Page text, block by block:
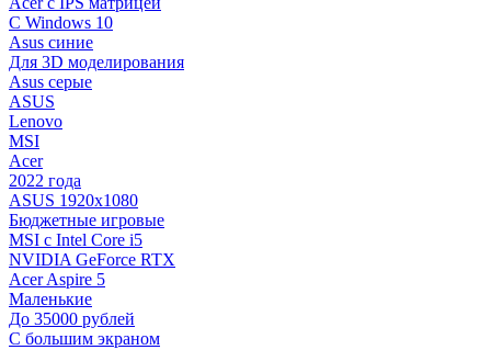
С Windows 10
Asus синие
Для 3D моделирования
Asus серые
ASUS
Lenovo
MSI
Acer
2022 года
ASUS 1920х1080
Бюджетные игровые
MSI с Intel Core i5
NVIDIA GeForce RTX
Acer Aspire 5
Маленькие
До 35000 рублей
C большим экраном